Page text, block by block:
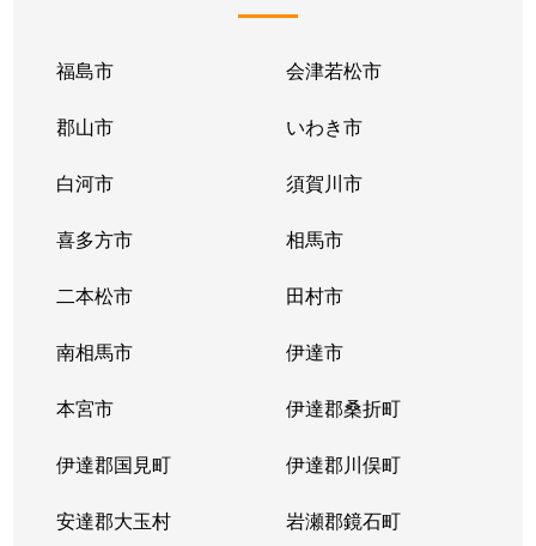
和田道
須賀川
和田道
須賀川
福島市 会津若松市
郡山市 いわき市
白河市 須賀川市
喜多方市 相馬市
二本松市 田村市
南相馬市 伊達市
本宮市 伊達郡桑折町
伊達郡国見町 伊達郡川俣町
安達郡大玉村 岩瀬郡鏡石町